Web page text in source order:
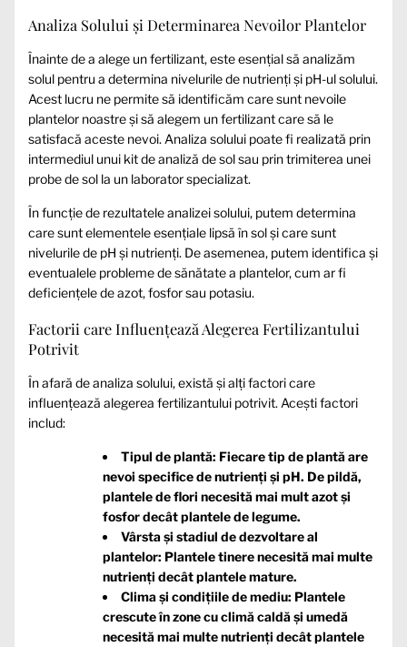
Analiza Solului și Determinarea Nevoilor Plantelor
Înainte de a alege un fertilizant, este esențial să analizăm
solul pentru a determina nivelurile de nutrienți și pH-ul solului.
Acest lucru ne permite să identificăm care sunt nevoile
plantelor noastre și să alegem un fertilizant care să le
satisfacă aceste nevoi. Analiza solului poate fi realizată prin
intermediul unui kit de analiză de sol sau prin trimiterea unei
probe de sol la un laborator specializat.
În funcție de rezultatele analizei solului, putem determina
care sunt elementele esențiale lipsă în sol și care sunt
nivelurile de pH și nutrienți. De asemenea, putem identifica și
eventualele probleme de sănătate a plantelor, cum ar fi
deficiențele de azot, fosfor sau potasiu.
Factorii care Influențează Alegerea Fertilizantului
Potrivit
În afară de analiza solului, există și alți factori care
influențează alegerea fertilizantului potrivit. Acești factori
includ:
Tipul de plantă: Fiecare tip de plantă are
nevoi specifice de nutrienți și pH. De pildă,
plantele de flori necesită mai mult azot și
fosfor decât plantele de legume.
Vârsta și stadiul de dezvoltare al
plantelor: Plantele tinere necesită mai multe
nutrienți decât plantele mature.
Clima și condițiile de mediu: Plantele
crescute în zone cu climă caldă și umedă
necesită mai multe nutrienți decât plantele